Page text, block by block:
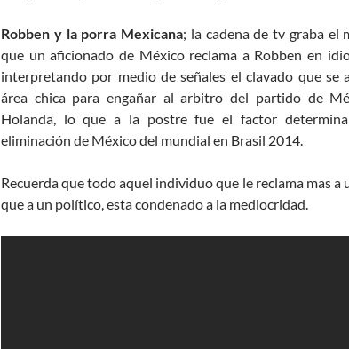
Robben y la porra Mexicana; la cadena de tv graba el
que un aficionado de México reclama a Robben en
interpretando por medio de señales el clavado que se
área chica para engañar al arbitro del partido de
Holanda, lo que a la postre fue el factor
eliminación de México del mundial en Brasil 2014.
Recuerda que todo aquel individuo que le reclama mas
que a un político, esta condenado a la mediocridad.